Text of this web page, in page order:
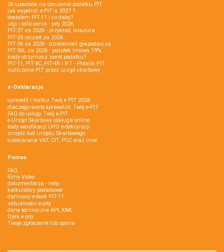
26 sposobów na obniżenie podatku PIT
jak wypełnić e-PIT'a 2027 ?
dostałem PIT-11 i co dalej?
ulgi i odliczenia - pity 2026
PIT-37 za 2026 - przykład, broszura
PIT-28 ryczałt za 2026
PIT-36 za 2026 - działalność gospodarcza
PIT-36L za 2026 - podatek liniowy 19%
kiedy otrzymasz zwrot podatku?
PIT-11, PIT-8C, PIT-4R i IFT - Płatnik PIT
rozliczenie PIT przez urząd skarbowy
e-Deklaracje
sprawdź i rozlicz Twój e PIT 2026
dlaczego warto sprawdzić Twój e-PIT
FAQ do usługi Twój e-PIT
e-Urząd Skarbowy obsługa online
kody weryfikacji UPO e-deklaracji
znajdź kod Urzędu Skarbowego
e-deklaracje VAT, CIT, PCC oraz inne
Pomoc
FAQ
filmy Video
dokumentacja - help
kalkulatory podatkowe
darmowy e-book PIT-11
aktualności e-pity
dane techniczne API, XML
Dysk e-pity
Twoje zgłoszenie lub opinia